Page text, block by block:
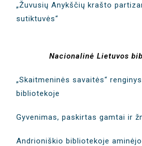
„Žuvusių Anykščių krašto
sutiktuvės“
Nacionalinė Lietuvos
„Skaitmeninės savaitės“
bibliotekoje
Gyvenimas, paskirtas gamtai ir
Andrioniškio bibliotekoje